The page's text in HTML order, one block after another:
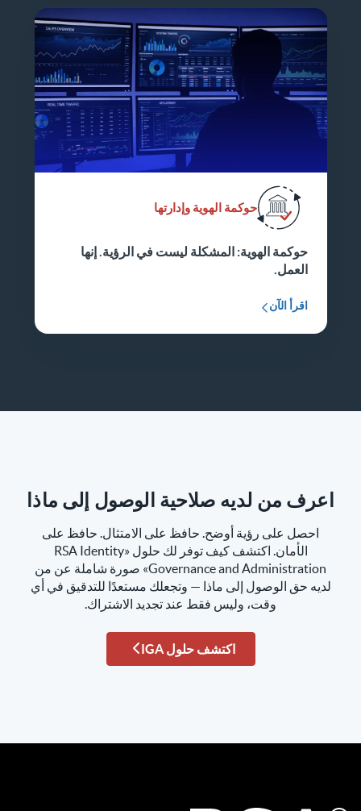
حوكمة الهوية وإدارتها
حوكمة الهوية: المشكلة ليست في الرؤية. إنها
العمل.
اقرأ الآن
اعرف من لديه صلاحية الوصول إلى ماذا
احصل على رؤية أوضح. حافظ على الامتثال. حافظ على
الأمان. اكتشف كيف توفر لك حلول «RSA Identity
Governance and Administration» صورة شاملة عن من
لديه حق الوصول إلى ماذا — وتجعلك مستعدًا للتدقيق في أي
وقت، وليس فقط عند تجديد الاشتراك.
اكتشف حلول IGA